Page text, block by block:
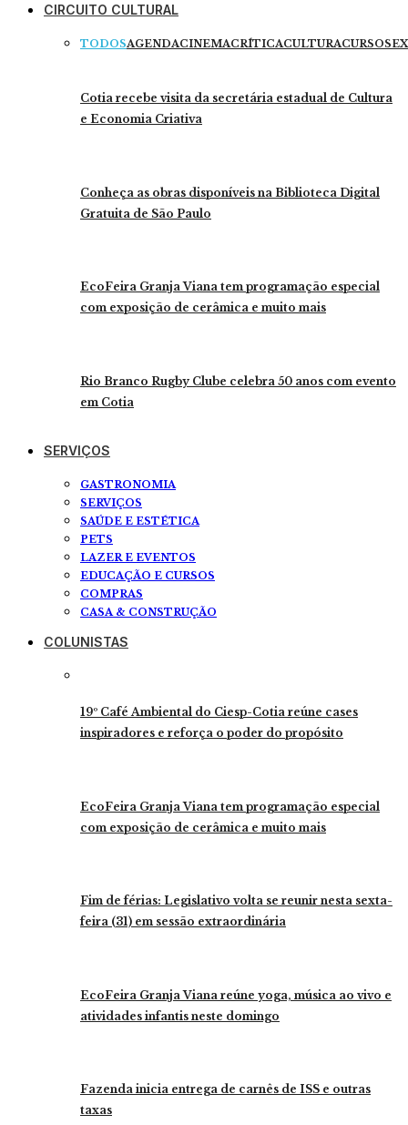
CIRCUITO CULTURAL
TODOSAGENDACINEMACRÍTICACULTURACURSOS
Cotia recebe visita da secretária estadual de Cultura
e Economia Criativa
Conheça as obras disponíveis na Biblioteca Digital
Gratuita de São Paulo
EcoFeira Granja Viana tem programação especial
com exposição de cerâmica e muito mais
Rio Branco Rugby Clube celebra 50 anos com evento
em Cotia
SERVIÇOS
GASTRONOMIA
SERVIÇOS
SAÚDE E ESTÉTICA
PETS
LAZER E EVENTOS
EDUCAÇÃO E CURSOS
COMPRAS
CASA & CONSTRUÇÃO
COLUNISTAS
19º Café Ambiental do Ciesp-Cotia reúne cases
inspiradores e reforça o poder do propósito
EcoFeira Granja Viana tem programação especial
com exposição de cerâmica e muito mais
Fim de férias: Legislativo volta se reunir nesta sexta-
feira (31) em sessão extraordinária
EcoFeira Granja Viana reúne yoga, música ao vivo e
atividades infantis neste domingo
Fazenda inicia entrega de carnês de ISS e outras
taxas